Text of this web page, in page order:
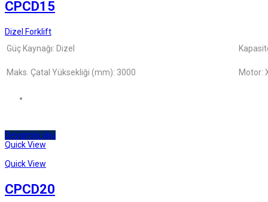
CPCD15
Dizel Forklift
Güç Kaynağı: Dizel
Maks. Çatal Yüksekliği (mm): 3000 Motor:
Devamını oku
Quick View
Quick View
CPCD20